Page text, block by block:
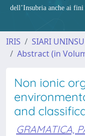
dell’Insubria anche ai
IRIS SIARI
Abstract (in
Non ionic
and
GRAMATICA,